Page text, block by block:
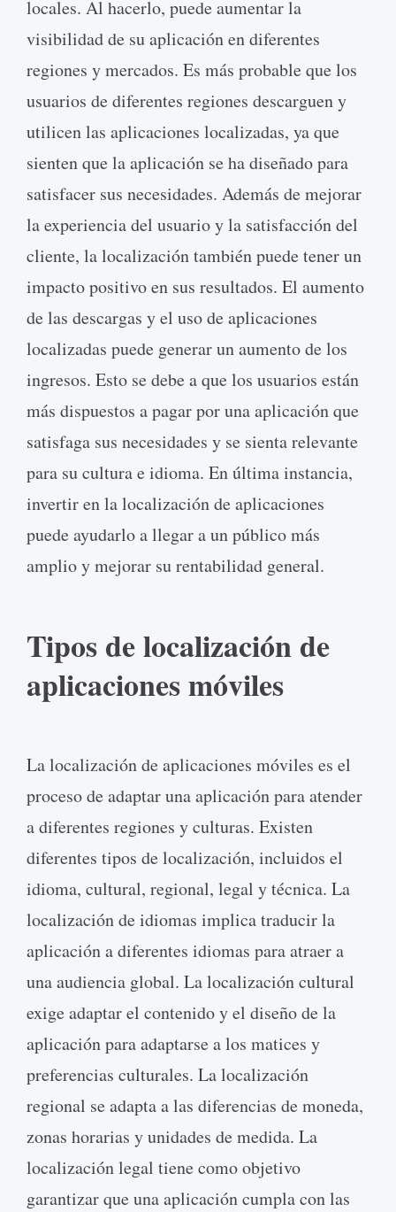
locales. Al hacerlo, puede aumentar la
visibilidad de su aplicación en diferentes
regiones y mercados. Es más probable que los
usuarios de diferentes regiones descarguen y
utilicen las aplicaciones localizadas, ya que
sienten que la aplicación se ha diseñado para
satisfacer sus necesidades. Además de mejorar
la experiencia del usuario y la satisfacción del
cliente, la localización también puede tener un
impacto positivo en sus resultados. El aumento
de las descargas y el uso de aplicaciones
localizadas puede generar un aumento de los
ingresos. Esto se debe a que los usuarios están
más dispuestos a pagar por una aplicación que
satisfaga sus necesidades y se sienta relevante
para su cultura e idioma. En última instancia,
invertir en la localización de aplicaciones
puede ayudarlo a llegar a un público más
amplio y mejorar su rentabilidad general.
Tipos de localización de
aplicaciones móviles
La localización de aplicaciones móviles es el
proceso de adaptar una aplicación para atender
a diferentes regiones y culturas. Existen
diferentes tipos de localización, incluidos el
idioma, cultural, regional, legal y técnica. La
localización de idiomas implica traducir la
aplicación a diferentes idiomas para atraer a
una audiencia global. La localización cultural
exige adaptar el contenido y el diseño de la
aplicación para adaptarse a los matices y
preferencias culturales. La localización
regional se adapta a las diferencias de moneda,
zonas horarias y unidades de medida. La
localización legal tiene como objetivo
garantizar que una aplicación cumpla con las